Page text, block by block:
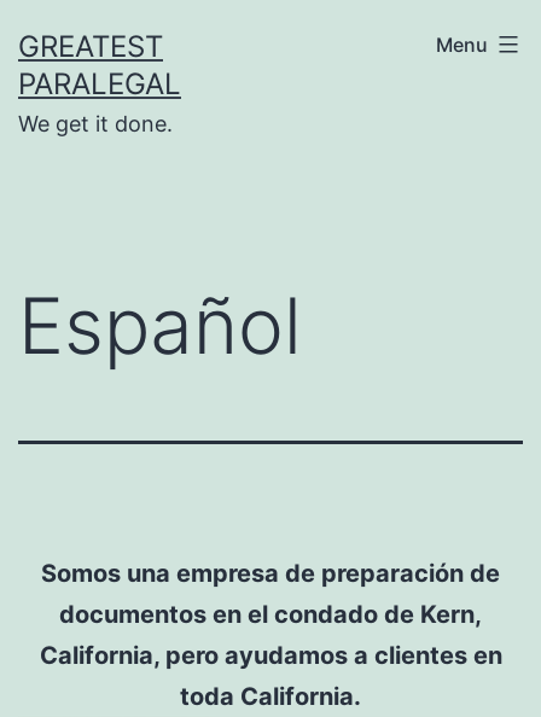
to
content
GREATEST
PARALEGAL
We get it done.
Menu
Español
Somos una empresa de preparación de
documentos en el condado de Kern,
California, pero ayudamos a clientes en
toda California.